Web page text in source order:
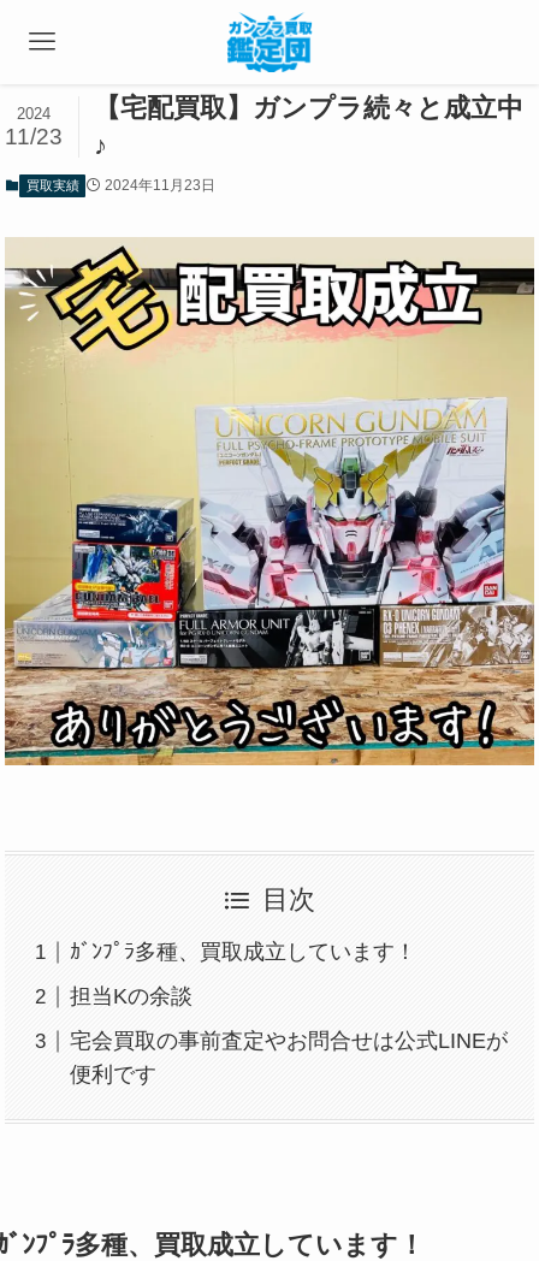
【宅配買取】ガンプラ続々と成立中
♪
2024
11/23
買取実績 2024年11月23日
目次
ｶﾞﾝﾌﾟﾗ多種、買取成立しています！
担当Kの余談
宅会買取の事前査定やお問合せは公式LINEが
便利です
ﾞﾝﾌﾟﾗ多種、買取成立しています！